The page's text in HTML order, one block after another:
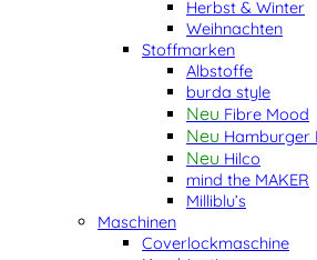
Herbst & Winter
Weihnachten
Stoffmarken
Albstoffe
burda style
Fibre Mood
Hamburger
Hilco
mind the MAKER
Milliblu’s
Maschinen
Coverlockmaschine